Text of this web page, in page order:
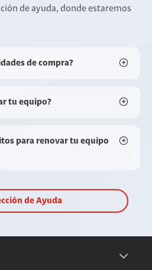
de ayuda, donde estaremos
de compra?
tu equipo?
para renovar tu equipo
de Ayuda